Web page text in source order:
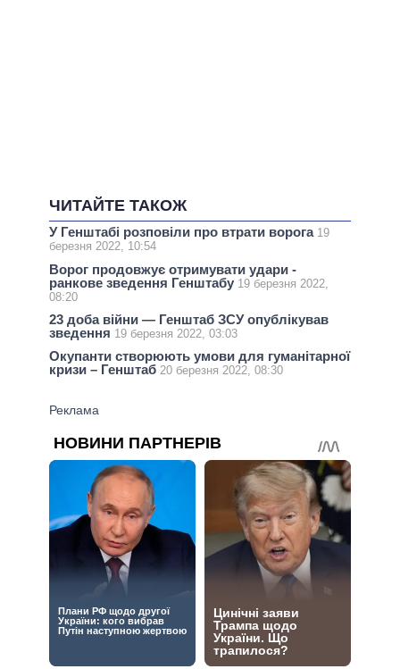
ЧИТАЙТЕ ТАКОЖ
У Генштабі розповіли про втрати ворога 19
березня 2022, 10:54
Ворог продовжує отримувати удари -
ранкове зведення Генштабу 19 березня 2022,
08:20
23 доба війни — Генштаб ЗСУ опублікував
зведення 19 березня 2022, 03:03
Окупанти створюють умови для гуманітарної
кризи – Генштаб 20 березня 2022, 08:30